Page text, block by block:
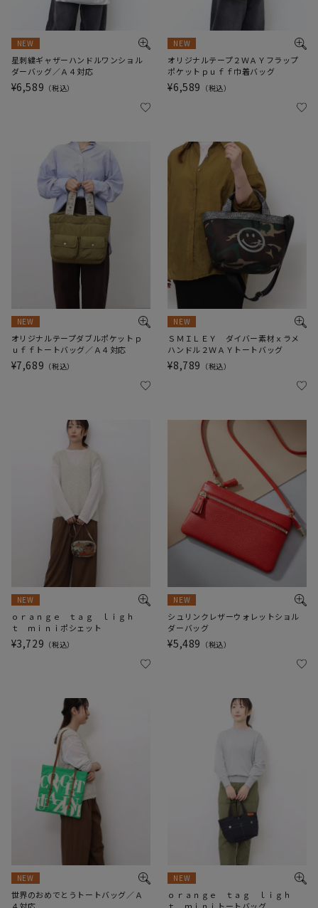
NEW
星刺繍ギャザーハンドルワンショル
ダーバッグ／Ａ４対応
¥6,589 税込
NEW
オリジナルテープ２ＷＡＹフラップ
ポケットｐｕｆｆ巾着バッグ
¥6,589 税込
NEW
オリジナルテープダブルポケットｐ
ｕｆｆトートバッグ／Ａ４対応
¥7,689 税込
NEW
ＳＭＩＬＥＹ ダイバー素材ｘラメ
ハンドル２ＷＡＹトートバッグ
¥8,789 税込
NEW
ｏｒａｎｇｅ ｔａｇ ｌｉｇｈ
ｔ ｍｉｎｉポシェット
¥3,729 税込
NEW
シュリンクレザーウォレットショル
ダーバッグ
¥5,489 税込
NEW
世界のおめでとうトートバッグ／Ａ
NEW
ｏｒａｎｇｅ ｔａｇ ｌｉｇｈ